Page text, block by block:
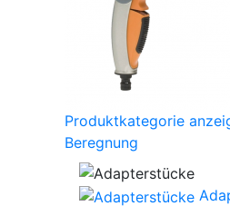
Produktkategorie
Beregnung